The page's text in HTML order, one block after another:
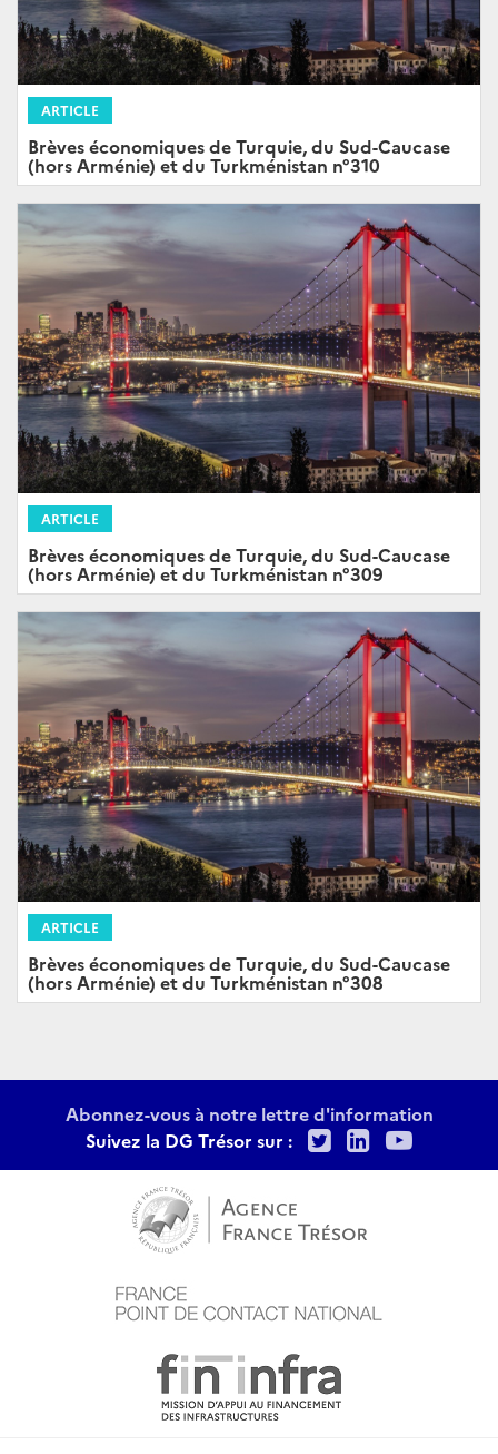
ARTICLE
Brèves économiques de Turquie, du Sud-Caucase
(hors Arménie) et du Turkménistan n°310
ARTICLE
Brèves économiques de Turquie, du Sud-Caucase
(hors Arménie) et du Turkménistan n°309
ARTICLE
Brèves économiques de Turquie, du Sud-Caucase
(hors Arménie) et du Turkménistan n°308
Abonnez-vous à notre lettre d'information
Suivez la DG Trésor sur :
TwitterLinkedIn